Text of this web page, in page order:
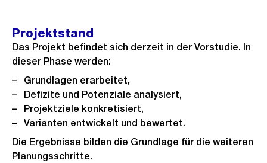
Projektstand
Das Projekt befindet sich derzeit in der Vorstudie. In
dieser Phase werden:
Grundlagen erarbeitet,
Defizite und Potenziale analysiert,
Projektziele konkretisiert,
Varianten entwickelt und bewertet.
Die Ergebnisse bilden die Grundlage für die weiteren
Planungsschritte.